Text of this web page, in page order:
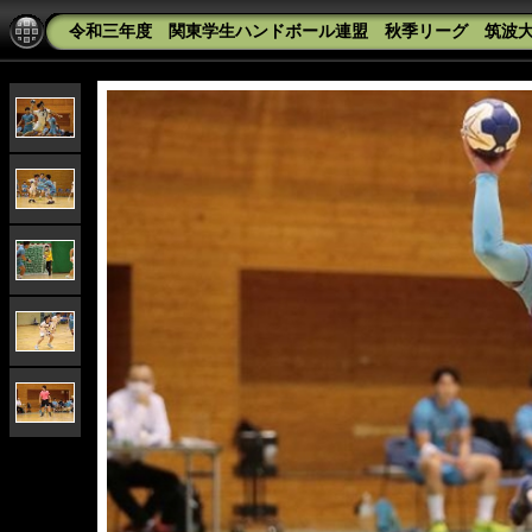
令和三年度 関東学生ハンドボール連盟 秋季リーグ 筑波